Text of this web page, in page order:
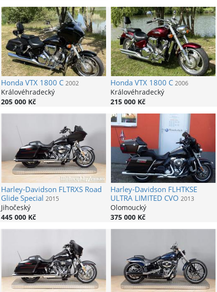
HondaVTX 1800 C 2002
Královéhradecký
205 000 Kč
HondaVTX 1800 C 2006
Královéhradecký
215 000 Kč
Harley-Davidson FLTRXS Road
Glide Special 2015
Jihočeský
445 000 Kč
Harley-Davidson FLHTKSE
ULTRA LIMITED CVO 2013
Olomoucký
375 000 Kč